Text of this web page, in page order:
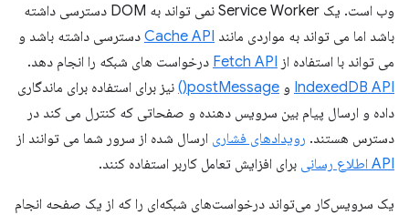
وب است. یک Service Worker نمی تواند به DOM دسترسی داشته
باشد اما می تواند به مواردی مانند Cache API دسترسی داشته باشد و
می تواند با استفاده از Fetch API درخواست های شبکه را انجام دهد.
IndexedDB API و postMessage()
نیز برای استفاده برای ماندگاری
داده و ارسال پیام بین سرویس دهنده و صفحاتی که کنترل می کند در
دسترس هستند. رویدادهای فشاری ارسال شده از سرور شما می توانند از
API اطلاع رسانی
برای افزایش تعامل کاربر استفاده کنند.
یک سرویس‌کار می‌تواند درخواست‌های شبکه‌ای را که از یک صفحه انجام